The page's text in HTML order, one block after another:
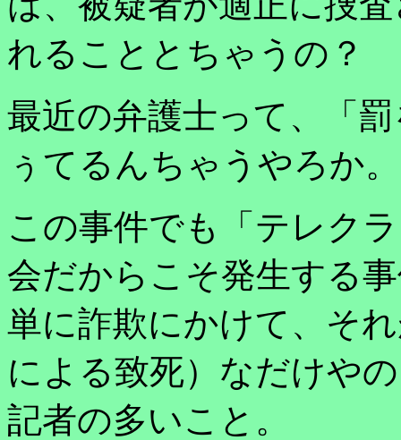
れることとちゃうの？
最近の弁護士って、「
ぅてるんちゃうやろか。
この事件でも「テレク
会だからこそ発生する
単に詐欺にかけて、そ
による致死）なだけや
記者の多いこと。